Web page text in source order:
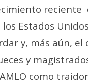
reciente
Estados
y, más aún,
y
como